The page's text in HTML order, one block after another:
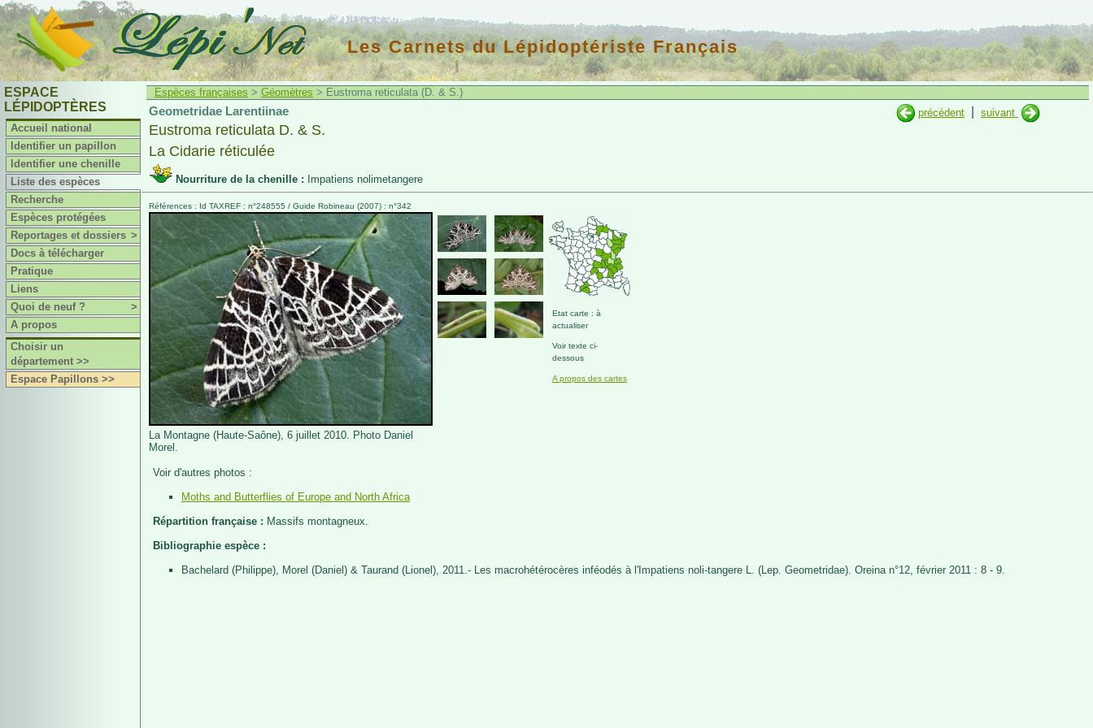
Les Carnets du Lépidoptériste Français
ESPACE
LÉPIDOPTÈRES
Accueil national
Identifier un papillon
Identifier une chenille
Liste des espèces
Recherche
Espèces protégées
Reportages et dossiers >
Docs à télécharger
Pratique
Liens
Quoi de neuf ?
>
A propos
Choisir un
département >>
Espace Papillons >>
Espèces françaises > Géomètres > Eustroma reticulata (D. & S.)
précédent
suivant
Geometridae Larentiinae
Eustroma reticulata D. & S.
La Cidarie réticulée
Nourriture de la chenille : Impatiens nolimetangere
Références : Id TAXREF : n°248555 / Guide Robineau (2007) : n°342
La Montagne (Haute-Saône), 6 juillet 2010. Photo Daniel
Morel.
Etat carte : à
actualiser
Voir texte ci-
dessous
A propos des cartes
Voir d'autres photos :
Moths and Butterflies of Europe and North Africa
Répartition française : Massifs montagneux.
Bibliographie espèce :
Bachelard (Philippe), Morel (Daniel) & Taurand (Lionel), 2011.- Les macrohétérocères inféodés à l'Impatiens noli-tangere L. (Lep. Geometridae). Oreina n°12, février 2011 : 8 - 9.